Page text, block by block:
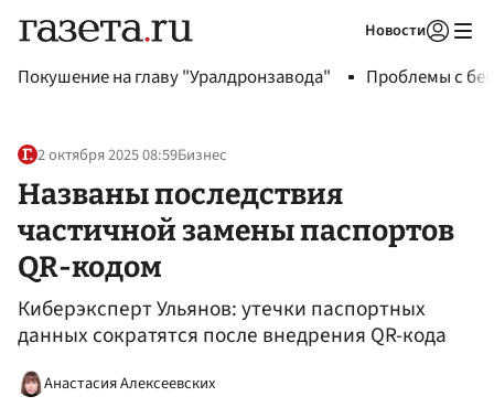
Новости
Покушение на главу "Уралдронзавода" Проблемы с
2 октября 2025 08:59Бизнес
Названы последствия
частичной замены паспортов
QR-кодом
Киберэксперт Ульянов: утечки паспортных
данных сократятся после внедрения QR-кода
Анастасия Алексеевских